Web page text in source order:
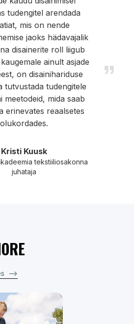
tudengitel arendada
mis on nende
jaoks hädavajalik
disainerite roll liigub
ainult asjade
on disainihariduse
tutvustada tudengitele
meetodeid, mida saab
erinevates reaalsetes
olukordades.
Kristi Kuusk
tekstiiliosakonna
juhataja
”
–>